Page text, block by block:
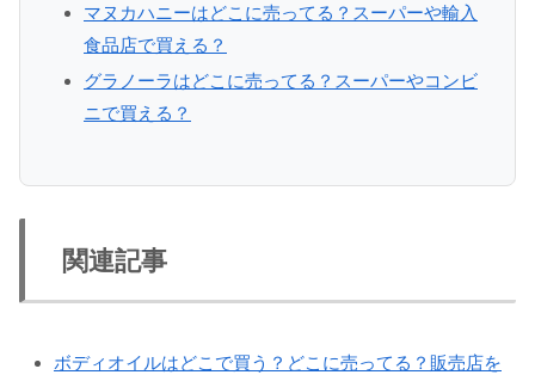
マヌカハニーはどこに売ってる？スーパーや輸入
食品店で買える？
グラノーラはどこに売ってる？スーパーやコンビ
ニで買える？
関連記事
ボディオイルはどこで買う？どこに売ってる？販売店を